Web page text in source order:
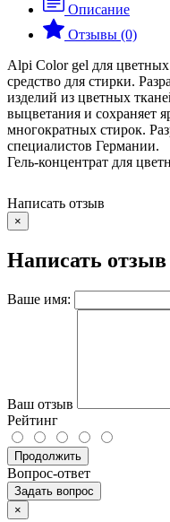
Описание
Отзывы (0)
Alpi Color gel для
средство для стирки.
изделий из цветных
выцветания и сохраняет
многократных стирок.
специалистов Германии.
Гель-концентрат для
Написать отзыв
×
Написать отзыв
Ваше имя:
Ваш отзыв
Рейтинг
Продолжить
Вопрос-ответ
Задать вопрос
×